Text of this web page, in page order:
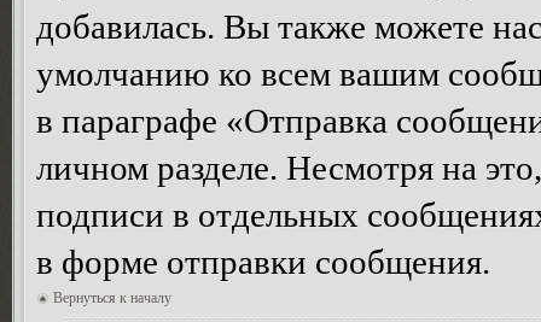
добавилась. Вы также можете
умолчанию ко всем вашим
в параграфе «Отправка
личном разделе. Несмотря на
подписи в отдельных
в форме отправки сообщения.
Вернуться к началу